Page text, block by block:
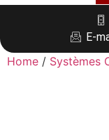
E-
Home / Systèmes